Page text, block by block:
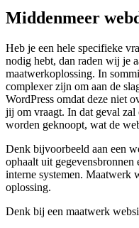
Middenmeer
Heb je een hele specifieke
nodig hebt, dan raden wij je
maatwerkoplossing. In
complexer zijn om aan de
WordPress omdat deze niet
jij om vraagt. In dat geval zal
worden geknoopt, wat de
Denk bijvoorbeeld aan een
ophaalt uit
interne systemen. Maatwerk
oplossing.
Denk bij een maatwerk